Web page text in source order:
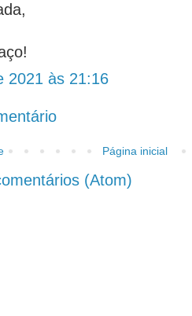
2021 às 21:16
Página inicial
(Atom)